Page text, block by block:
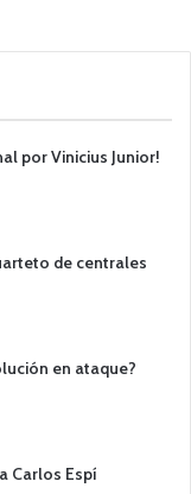
por Vinicius Junior!
de centrales
en ataque?
Carlos Espí